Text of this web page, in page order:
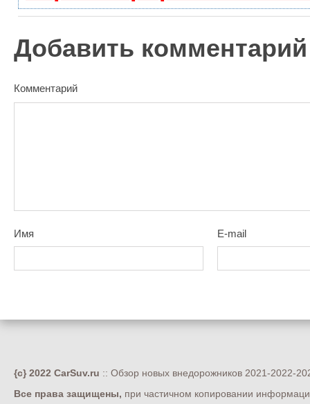
Добавить комментарий
Комментарий
Имя E-mail
{c} 2022 CarSuv.ru :: Обзор новых внедорожников 2021-2022-
Все права защищены, при частичном копировании